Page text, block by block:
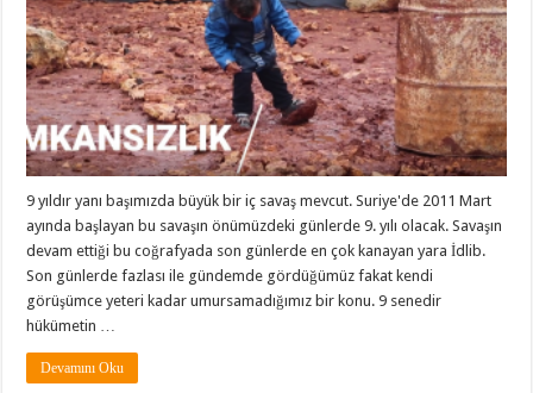
9 yıldır yanı başımızda büyük bir iç savaş mevcut. Suriye'de 2011 Mart
ayında başlayan bu savaşın önümüzdeki günlerde 9. yılı olacak. Savaşın
devam ettiği bu coğrafyada son günlerde en çok kanayan yara İdlib.
Son günlerde fazlası ile gündemde gördüğümüz fakat kendi
görüşümce yeteri kadar umursamadığımız bir konu. 9 senedir
hükümetin …
Devamını Oku